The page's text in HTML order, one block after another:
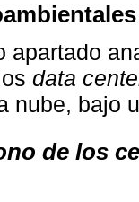
apartado
data
nube, bajo
de los